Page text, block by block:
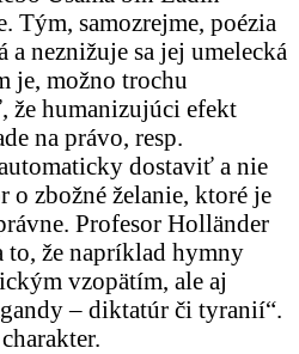
Tým, samozrejme, poézia
neznižuje sa jej umelecká
je, možno trochu
že humanizujúci efekt
na právo, resp.
dostaviť a nie
o zbožné želanie, ktoré je
Profesor Holländer
to, že napríklad hymny
vzopätím, ale aj
– diktatúr či tyranií“.